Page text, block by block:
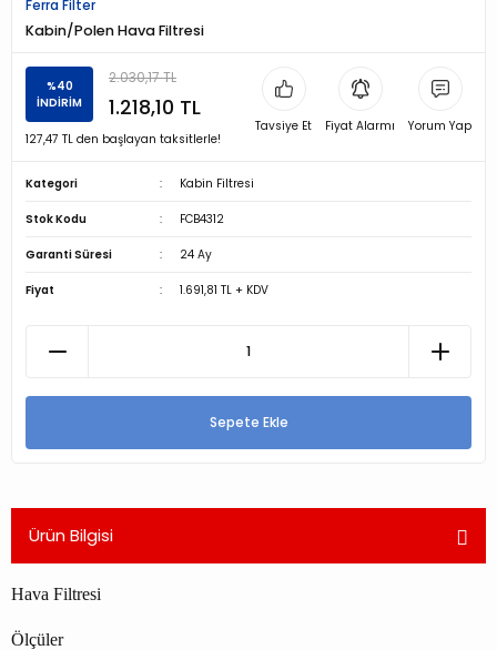
Ferra Filter
Kabin/Polen Hava Filtresi
%40
İNDİRİM
2.030,17 TL
1.218,10 TL
127,47 TL den başlayan taksitlerle!
Tavsiye Et Fiyat Alarmı Yorum Yap
Kategori Kabin Filtresi
Stok Kodu FCB4312
Garanti Süresi 24 Ay
Fiyat 1.691,81 TL + KDV
Sepete Ekle
Ürün Bilgisi
Hava Filtresi
Ölçüler